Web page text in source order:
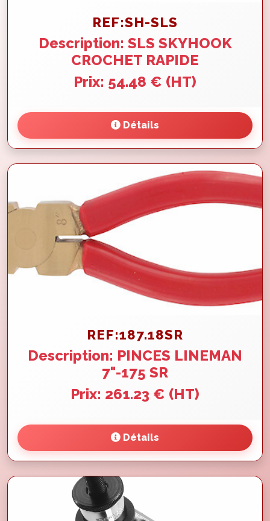
REF:SH-SLS
Description: SLS SKYHOOK
CROCHET RAPIDE
Prix: 54.48 € (HT)
Détails
REF:187.18SR
Description: PINCES LINEMAN
7"-175 SR
Prix: 261.23 € (HT)
Détails